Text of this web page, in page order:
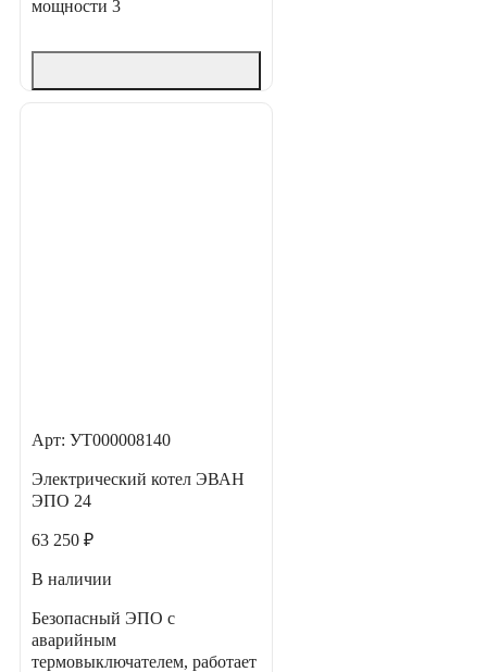
мощности 3
Арт: УТ000008140
Электрический котел ЭВАН
ЭПО 24
63 250 ₽
В наличии
Безопасный ЭПО с
аварийным
термовыключателем, работает